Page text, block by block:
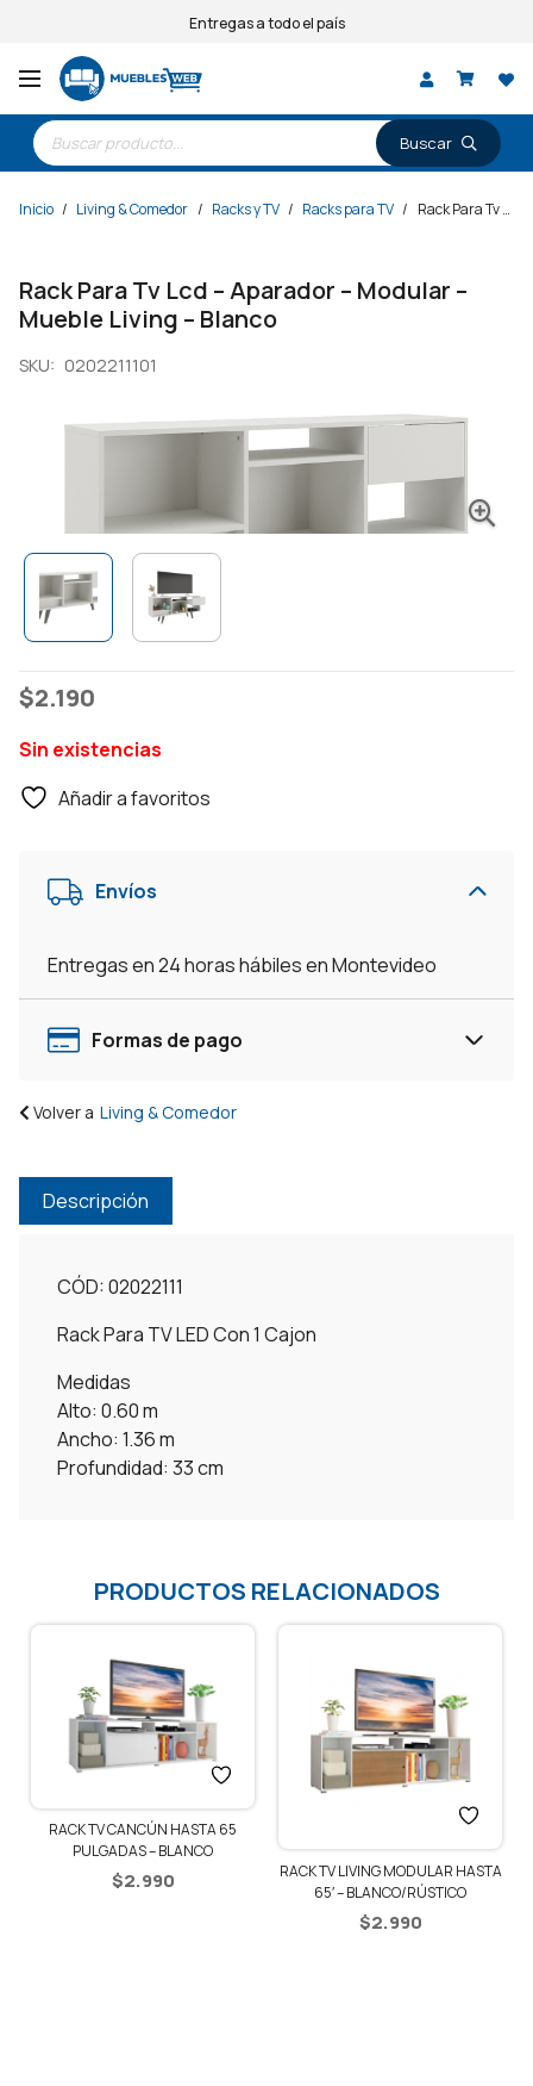
Entregas a todo el país
Búsqueda
de
productos
Inicio / Living & Comedor / Racks y TV / Racks para TV / Rack Para Tv Lcd – Aparador – Modular – Mueble Living – Blanco
Rack Para Tv Lcd – Aparador – Modular –
Mueble Living – Blanco
SKU: 0202211101
$2.190
Sin existencias
Añadir a favoritos
Envíos
Entregas en 24 horas hábiles en Montevideo
Formas de pago
Volver a Living & Comedor
Descripción
CÓD: 02022111
Rack Para TV LED Con 1 Cajon
Medidas
Alto: 0.60 m
Ancho: 1.36 m
Profundidad: 33 cm
PRODUCTOS RELACIONADOS
RACK TV CANCÚN HASTA 65
PULGADAS – BLANCO
$2.990
RACK TV LIVING MODULAR HASTA
65′ – BLANCO/RÚSTICO
$2.990